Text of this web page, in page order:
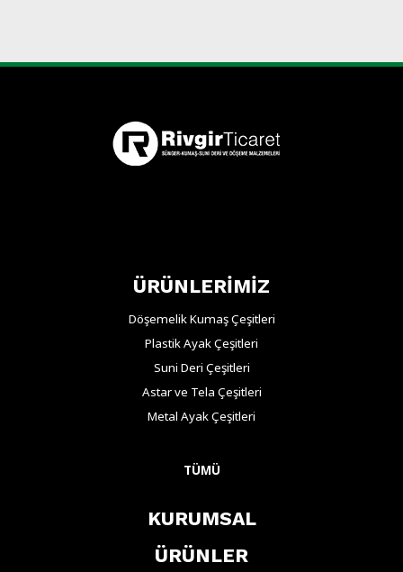
ÜRÜNLERİMİZ
Döşemelik Kumaş Çeşitleri
Plastik Ayak Çeşitleri
Suni Deri Çeşitleri
Astar ve Tela Çeşitleri
Metal Ayak Çeşitleri
TÜMÜ
KURUMSAL
ÜRÜNLER